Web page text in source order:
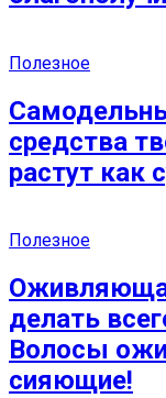
Полезное
средства
растут как
Полезное
делать
Волосы
сияющие!